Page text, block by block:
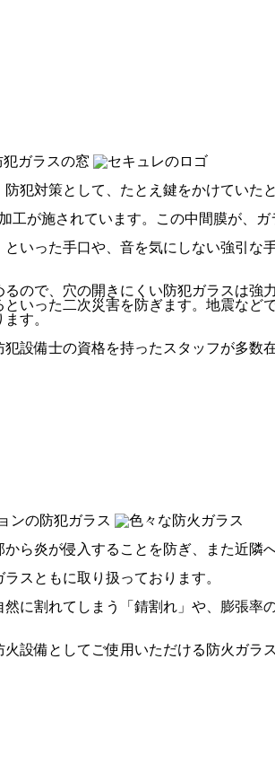
犯対策として、たとえ鍵をかけていた
が施されています。この中間膜が、
いった手口や、音を気にしない強引
ので、穴の開きにくい防犯ガラスは強
いった二次災害を防ぎます。地震な
す。
設備士の資格を持ったスタッフが多数
ら炎が侵入することを防ぎ、また近隣
スともに取り扱っております。
に割れてしまう「錆割れ」や、膨張
設備としてご使用いただける防火ガラス